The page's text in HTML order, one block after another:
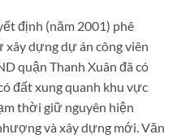
định (năm 2001) phê
dựng dự án công viên
quận Thanh Xuân đã có
đất xung quanh khu vực
thời giữ nguyên hiện
và xây dựng mới. Văn